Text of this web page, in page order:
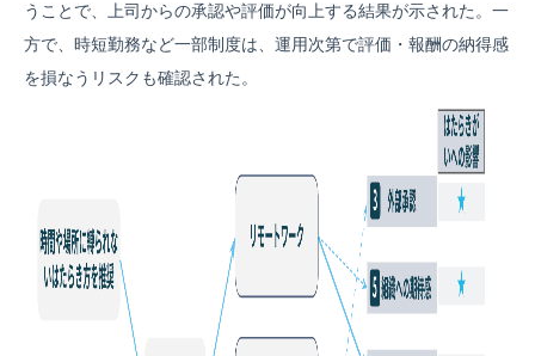
うことで、上司からの承認や評価が向上する結果が示された。一
方で、時短勤務など一部制度は、運用次第で評価・報酬の納得感
を損なうリスクも確認された。